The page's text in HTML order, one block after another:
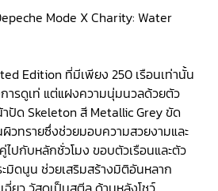
Mode X Charity: Water
Edition ที่มีเพียง 250 เรือนเท่านั้น
ารดูเท่ แต่แฝงความนุ่มนวลด้วยตัว
ปัด Skeleton สี Metallic Grey ขัด
วทรายซึ่งช่วยมอบความสวยงามและ
ไปกับหลักชั่วโมง ขอบตัวเรือนและตัว
มิดนูน ช่วยเสริมสร้างมิติอันหลาก